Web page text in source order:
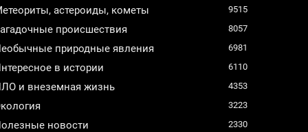
астероиды, кометы 9515
происшествия 8057
природные явления 6981
в истории 6110
и внеземная жизнь 4353
3223
новости 2330